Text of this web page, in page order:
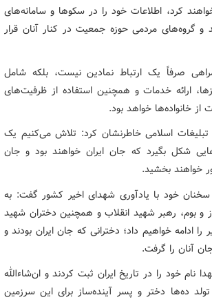
کرد، اطلاعات خود را در سکوها و سامانه‌های
گروه‌های مردمی حوزه جمعیت در کنار آنان قرار
صرفاً یک ارتباط نمادین نیست، بلکه شامل
ارائه خدمات و همچنین استفاده از ظرفیت‌های
از خانواده‌ها خواهد بود.
اسلامی خاطرنشان کرد: تلاش می‌کنیم یک
شکل بگیرد که جان ایران خواهند بود و جان
خواهند بخشید.
خود با یادآوری شهدای اخیر کشور گفت: به
و بوم، رهبر شهید انقلاب و همچنین دختران شهید
ادامه خواهیم داد؛ دخترانی که جان ایران بودند و
آنان را گرفت.
نام خود را در تاریخ ایران ثبت کردند و ان‌شاءالله
ده‌ها دختر و پسر آینده‌ساز برای این سرزمین